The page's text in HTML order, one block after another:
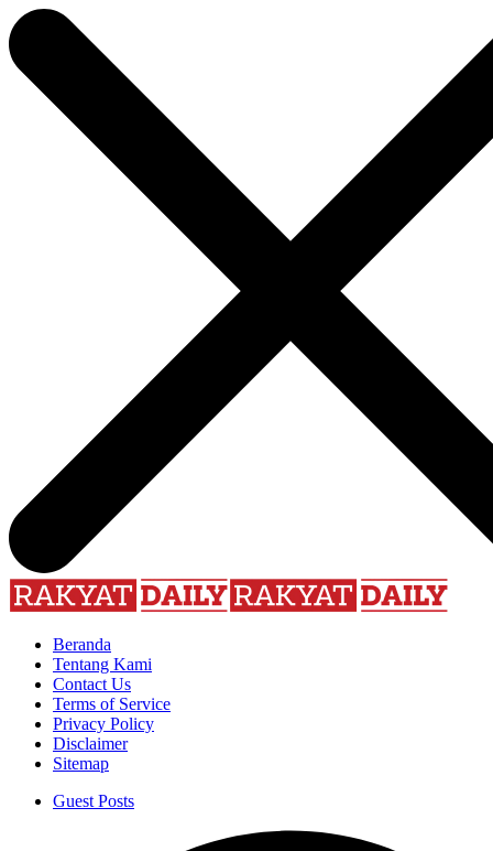
Beranda
Tentang Kami
Contact Us
Terms of Service
Privacy Policy
Disclaimer
Sitemap
Guest Posts